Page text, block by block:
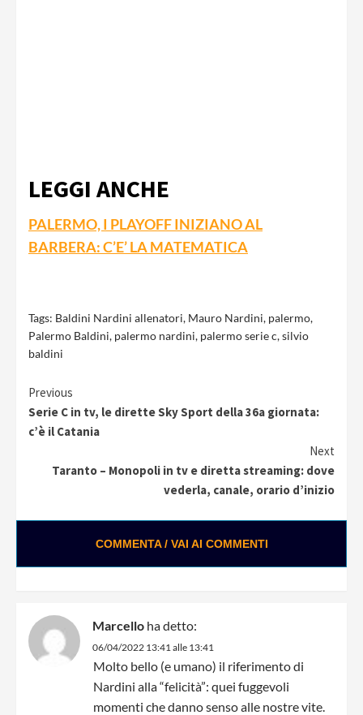
LEGGI ANCHE
PALERMO, I PLAYOFF INIZIANO AL
BARBERA: C’E’ LA MATEMATICA
Tags: Baldini Nardini allenatori, Mauro Nardini, palermo,
Palermo Baldini, palermo nardini, palermo serie c,silvio
baldini
Continue
Reading
Previous
Serie C in tv, le dirette Sky Sport della 36a giornata:
c’è il Catania
Next
Taranto – Monopoli in tv e diretta streaming: dove
vederla, canale, orario d’inizio
COMMENTA / VAI AI COMMENTI
Marcello ha detto:
06/04/2022 13:41 alle 13:41
Molto bello (e umano) il riferimento di
Nardini alla “felicità”: quei fuggevoli
momenti che danno senso alle nostre vite.